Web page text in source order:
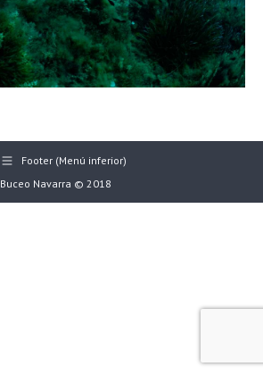
Footer (Menú inferior)
Buceo Navarra © 2018